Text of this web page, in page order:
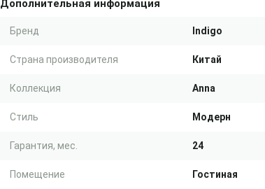
Дополнительная информация
Бренд Indigo
Страна производителя Китай
Коллекция Anna
Стиль Модерн
Гарантия, мес. 24
Помещение Гостиная